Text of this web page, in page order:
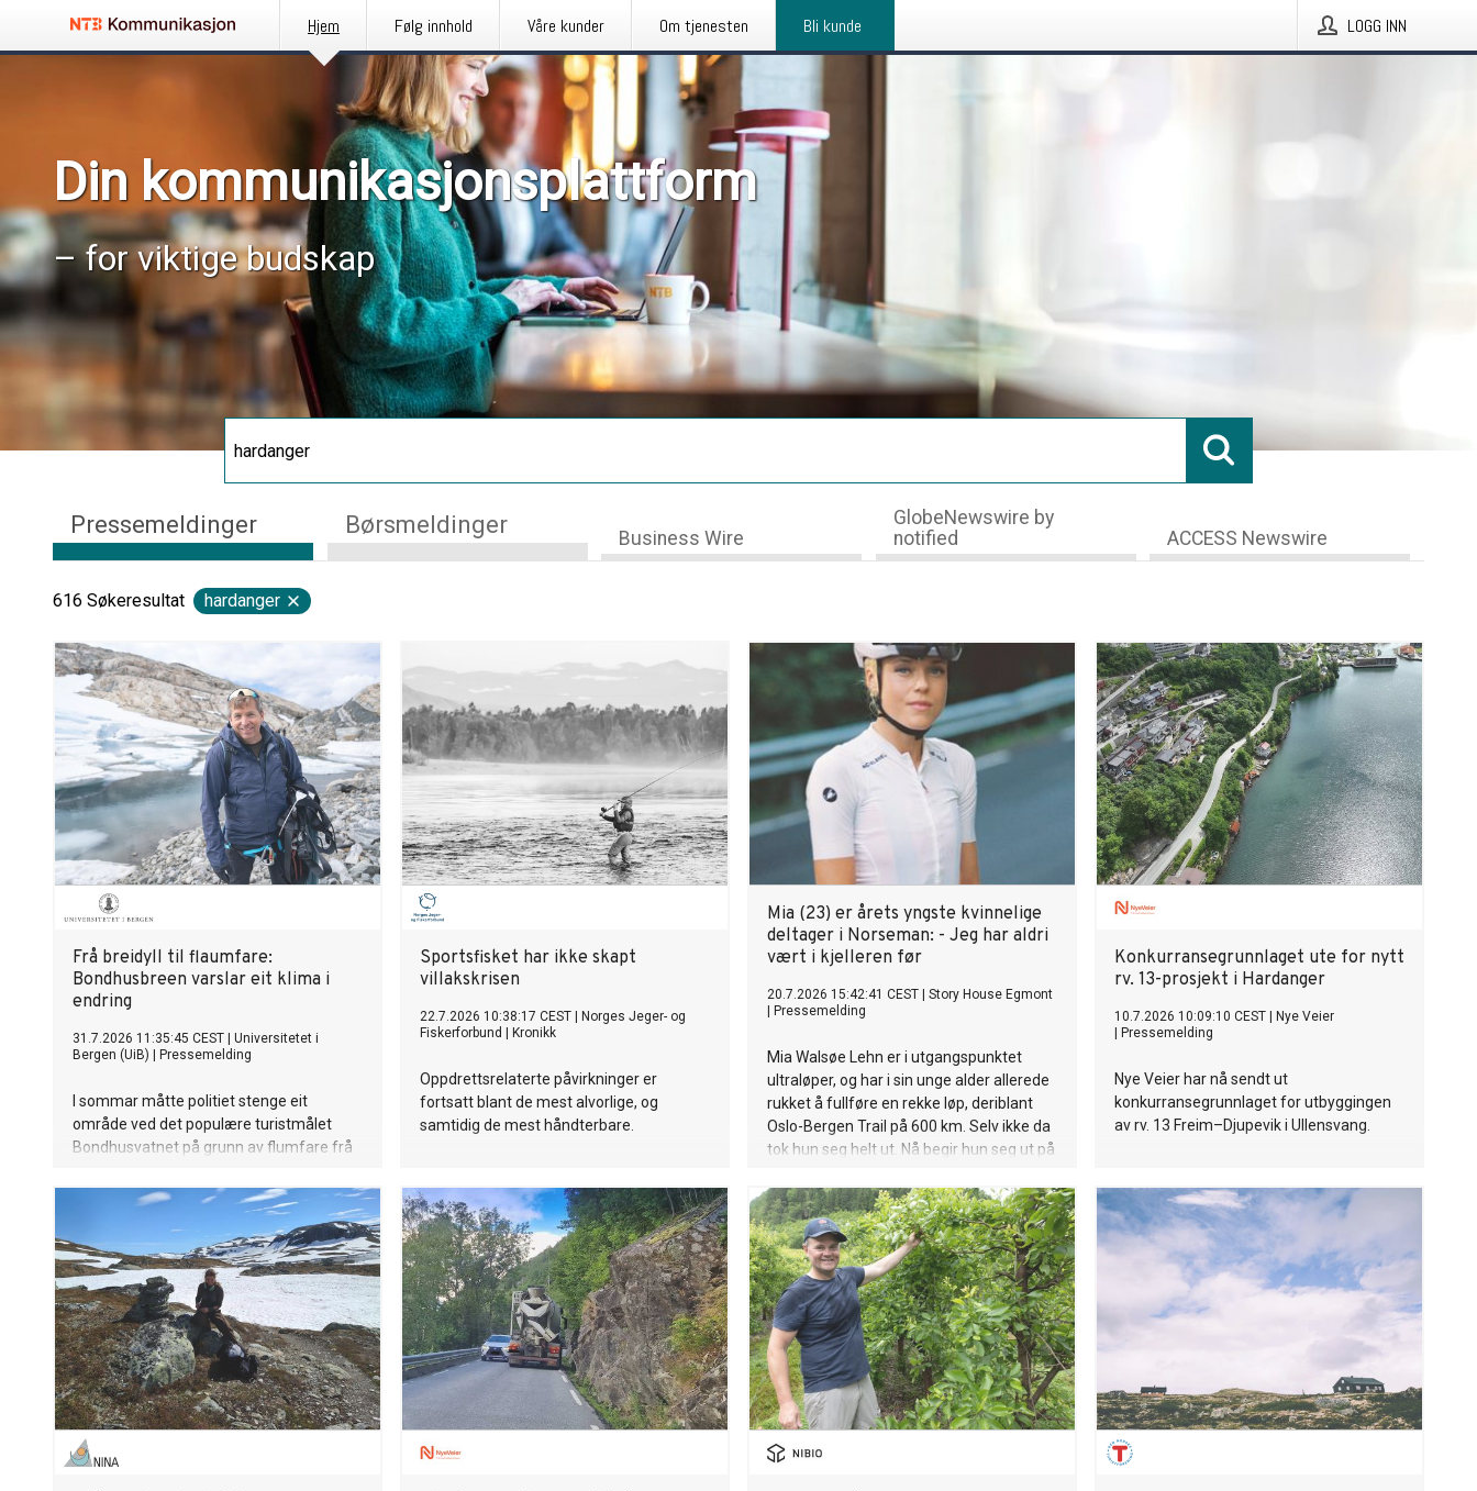
Hjem Følg innhold Våre kunder Om tjenesten Bli kunde LOGG INN
Din kommunikasjonsplattform
– for viktige budskap
Pressemeldinger Børsmeldinger Business Wire
GlobeNewswire by
notified
ACCESS Newswire
616 Søkeresultat hardanger
Frå breidyll til flaumfare:
Bondhusbreen varslar eit klima i
endring
31.7.2026 11:35:45 CEST
Universitetet i
Bergen (UiB)
Pressemelding
I sommar måtte politiet stenge eit
område ved det populære turistmålet
Bondhusvatnet på grunn av flumfare frå
påverkar natur og friluftsliv er temaet for
Rosendalsveko 3. – 4. august.
Sportsfisket har ikke skapt
villakskrisen
22.7.2026 10:38:17 CEST
Norges Jeger- og
Fiskerforbund
Kronikk
Oppdrettsrelaterte påvirkninger er
fortsatt blant de mest alvorlige, og
samtidig de mest håndterbare.
Mia (23) er årets yngste kvinnelige
deltager i Norseman: - Jeg har aldri
vært i kjelleren før
20.7.2026 15:42:41 CEST
Story House Egmont
Pressemelding
Mia Walsøe Lehn er i utgangspunktet
ultraløper, og har i sin unge alder allerede
rukket å fullføre en rekke løp, deriblant
Oslo-Bergen Trail på 600 km. Selv ikke da
tok hun seg helt ut. Nå begir hun seg ut på
verdens mest ekstreme triatlon.
Konkurransegrunnlaget ute for nytt
rv. 13-prosjekt i Hardanger
10.7.2026 10:09:10 CEST
Nye Veier
Pressemelding
Nye Veier har nå sendt ut
konkurransegrunnlaget for utbyggingen
av rv. 13 Freim–Djupevik i Ullensvang.